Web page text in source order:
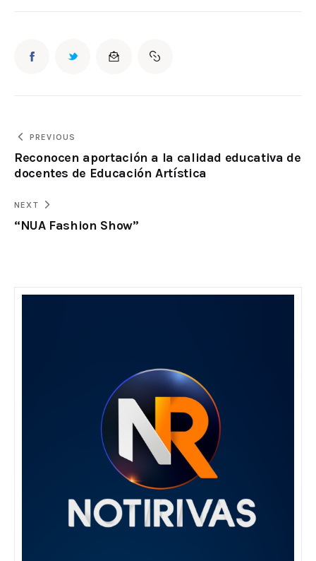
PREVIOUS
Reconocen aportación a la calidad educativa de
docentes de Educación Artística
NEXT
“NUA Fashion Show”